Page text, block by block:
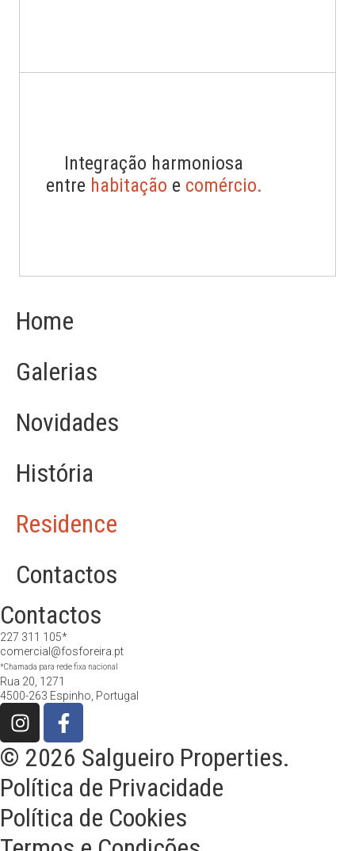
Integração harmoniosa
entre habitação e comércio.
Home
Galerias
Novidades
História
Residence
Contactos
Contactos
227 311 105*
comercial@fosforeira.pt
*Chamada para rede fixa nacional
Rua 20, 1271
4500-263 Espinho, Portugal
© 2026 Salgueiro Properties.
Política de Privacidade
Política de Cookies